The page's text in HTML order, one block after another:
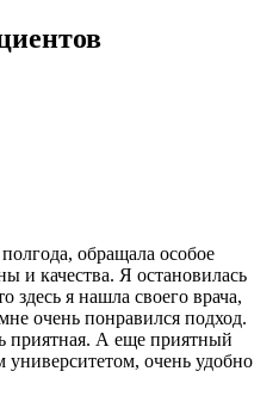
обращала особое
и качества. Я остановилась
я нашла своего врача,
очень понравился подход.
приятная. А еще приятный
очень удобно